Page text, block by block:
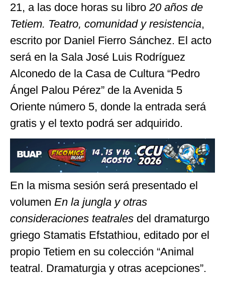
21, a las doce horas su libro 20 años de
Tetiem. Teatro, comunidad y resistencia,
escrito por Daniel Fierro Sánchez. El acto
será en la Sala José Luis Rodríguez
Alconedo de la Casa de Cultura “Pedro
Ángel Palou Pérez” de la Avenida 5
Oriente número 5, donde la entrada será
gratis y el texto podrá ser adquirido.
En la misma sesión será presentado el
volumen En la jungla y otras
consideraciones teatrales del dramaturgo
griego Stamatis Efstathiou, editado por el
propio Tetiem en su colección “Animal
teatral. Dramaturgia y otras acepciones”.